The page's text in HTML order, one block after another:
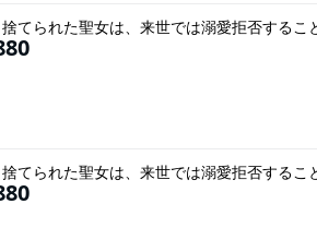
てられた聖女は、来世では溺愛拒否する
てられた聖女は、来世では溺愛拒否する